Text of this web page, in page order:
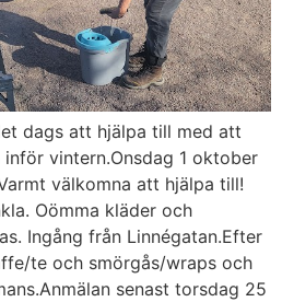
dags att hjälpa till med att
vintern.Onsdag 1 oktober
välkomna att hjälpa till!
Oömma kläder och
Ingång från Linnégatan.Efter
te och smörgås/wraps och
senast torsdag 25